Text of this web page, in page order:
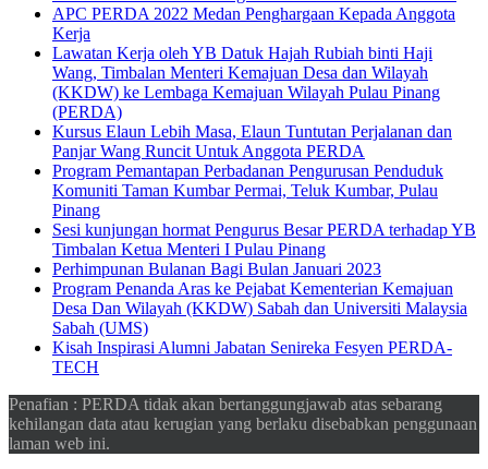
APC PERDA 2022 Medan Penghargaan Kepada Anggota
Kerja
Lawatan Kerja oleh YB Datuk Hajah Rubiah binti Haji
Wang, Timbalan Menteri Kemajuan Desa dan Wilayah
(KKDW) ke Lembaga Kemajuan Wilayah Pulau Pinang
(PERDA)
Kursus Elaun Lebih Masa, Elaun Tuntutan Perjalanan dan
Panjar Wang Runcit Untuk Anggota PERDA
Program Pemantapan Perbadanan Pengurusan Penduduk
Komuniti Taman Kumbar Permai, Teluk Kumbar, Pulau
Pinang
Sesi kunjungan hormat Pengurus Besar PERDA terhadap YB
Timbalan Ketua Menteri I Pulau Pinang
Perhimpunan Bulanan Bagi Bulan Januari 2023
Program Penanda Aras ke Pejabat Kementerian Kemajuan
Desa Dan Wilayah (KKDW) Sabah dan Universiti Malaysia
Sabah (UMS)
Kisah Inspirasi Alumni Jabatan Senireka Fesyen PERDA-
TECH
Penafian : PERDA tidak akan bertanggungjawab atas sebarang
kehilangan data atau kerugian yang berlaku disebabkan penggunaan
laman web ini.